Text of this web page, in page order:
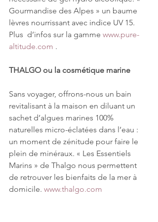
Gourmandise des Alpes » un baume
lèvres nourrissant avec indice UV 15.
Plus  d’infos sur la gamme www.pure-
altitude.com .
THALGO ou la cosmétique marine
Sans voyager, offrons-nous un bain
revitalisant à la maison en diluant un
sachet d’algues marines 100%
naturelles micro-éclatées dans l’eau :
un moment de zénitude pour faire le
plein de minéraux. « Les Essentiels
Marins » de Thalgo nous permettent
de retrouver les bienfaits de la mer à
domicile. www.thalgo.com